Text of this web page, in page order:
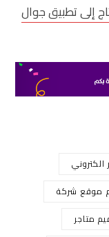
إلى تطبيق جوال
موقع شركة
متاجر